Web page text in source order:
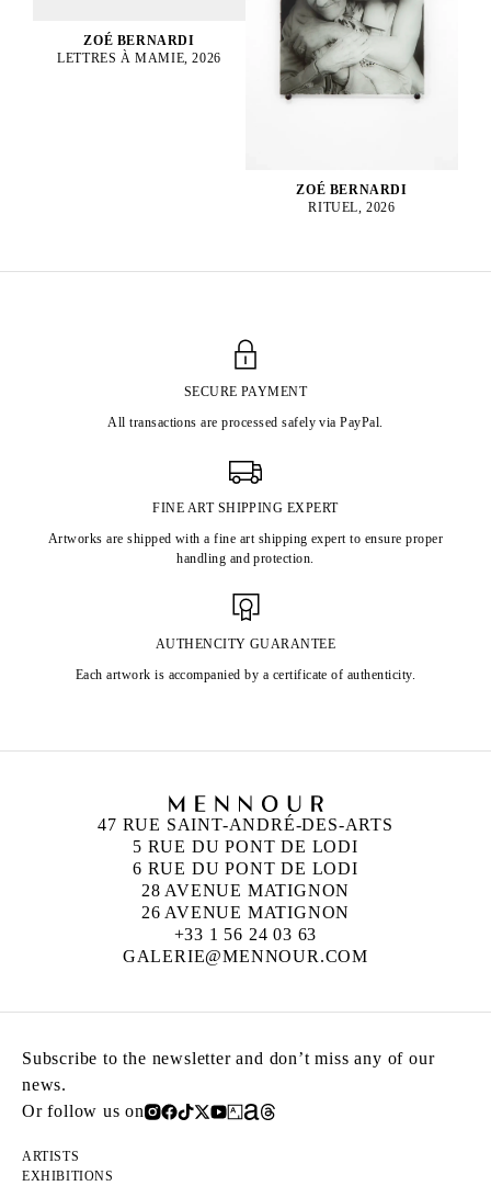
ZOÉ BERNARDI
LETTRES À MAMIE, 2026
ZOÉ BERNARDI
RITUEL, 2026
SECURE PAYMENT
All transactions are processed safely via PayPal.
FINE ART SHIPPING EXPERT
Artworks are shipped with a fine art shipping expert to ensure proper
handling and protection.
AUTHENCITY GUARANTEE
Each artwork is accompanied by a certificate of authenticity.
47 RUE SAINT-ANDRÉ-DES-ARTS
5 RUE DU PONT DE LODI
6 RUE DU PONT DE LODI
28 AVENUE MATIGNON
26 AVENUE MATIGNON
+33 1 56 24 03 63
GALERIE@MENNOUR.COM
Subscribe to the newsletter and don’t miss any of our
news.
Or follow us on
ARTISTS
EXHIBITIONS